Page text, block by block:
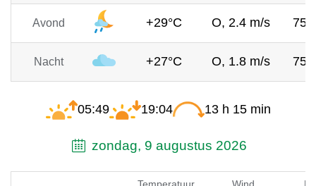
Avond +29°C O, 2.4 m/s
Nacht +27°C O, 1.8 m/s
05:49 19:04 13 h 15 min
zondag, 9 augustus 2026